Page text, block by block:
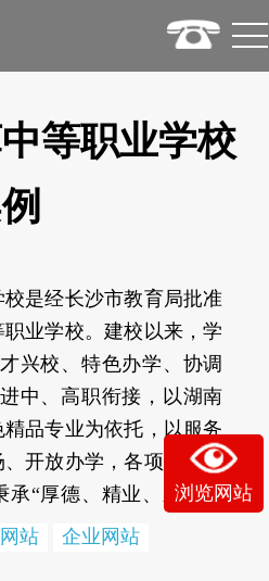
浏览网站
等职业学校
是经长沙市教育局批准
业学校。建校以来，学
兴校、特色办学、协调
中、高职衔接，以湖南
品专业为依托，以服务
开放办学，各项工作取
承“厚德、精业、励志、
校，名师治学，聘请了
站 企业网站